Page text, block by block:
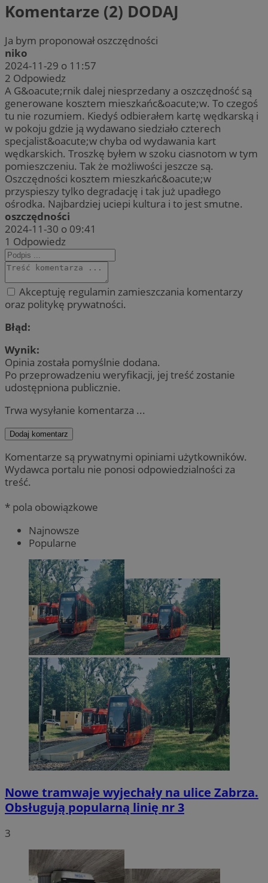
Komentarze (2) DODAJ
Ja bym proponował oszczędności
niko
2024-11-29 o 11:57
2 Odpowiedz
A G&oacute;rnik dalej niesprzedany a oszczędność są
generowane kosztem mieszkańc&oacute;w. To czegoś
tu nie rozumiem. Kiedyś odbierałem kartę wędkarską i
w pokoju gdzie ją wydawano siedziało czterech
specjalist&oacute;w chyba od wydawania kart
wędkarskich. Troszkę byłem w szoku ciasnotom w tym
pomieszczeniu. Tak że możliwości jeszcze są.
Oszczędności kosztem mieszkańc&oacute;w
przyspieszy tylko degradację i tak już upadłego
ośrodka. Najbardziej uciepi kultura i to jest smutne.
oszczędności
2024-11-30 o 09:41
1 Odpowiedz
Akceptuję regulamin zamieszczania komentarzy
oraz politykę prywatności.
Błąd:
Wynik:
Opinia została pomyślnie dodana.
Po przeprowadzeniu weryfikacji, jej treść zostanie
udostępniona publicznie.
Trwa wysyłanie komentarza ...
Dodaj komentarz
Komentarze są prywatnymi opiniami użytkowników.
Wydawca portalu nie ponosi odpowiedzialności za
treść.
* pola obowiązkowe
Najnowsze
Popularne
Nowe tramwaje wyjechały na ulice Zabrza.
Obsługują popularną linię nr 3
3